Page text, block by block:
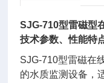
SJG-710型雷磁型
技术参数、性能特
SJG-710型雷磁在
的水质监测设备，